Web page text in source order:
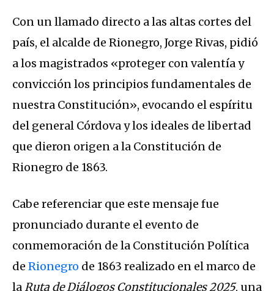
Con un llamado directo a las altas cortes del
país, el alcalde de Rionegro, Jorge Rivas, pidió
a los magistrados «proteger con valentía y
convicción los principios fundamentales de
nuestra Constitución», evocando el espíritu
del general Córdova y los ideales de libertad
que dieron origen a la Constitución de
Rionegro de 1863.
Cabe referenciar que este mensaje fue
pronunciado durante el evento de
conmemoración de la Constitución Política
de Rionegro de 1863 realizado en el marco de
laRuta de Diálogos Constitucionales 2025, una